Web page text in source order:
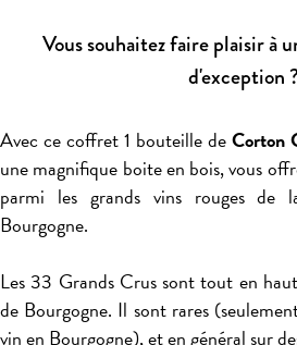
Vous souhaitez faire plaisir à
d'exception
Avec ce coffret 1 bouteille deCorton
une magnifique boite en bois, vous
parmi les grands vins rouges de
Bourgogne.
Les 33 Grands Crus sont tout en
de Bourgogne. Il sont rares
vin en Bourgogne), et en général sur